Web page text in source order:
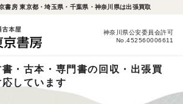
書房 東京都・埼玉県・千葉県・神奈川県は出張買取
神奈川県公安委員会許可
No.452560006611
・古本・専門書の回収・出張買
しています